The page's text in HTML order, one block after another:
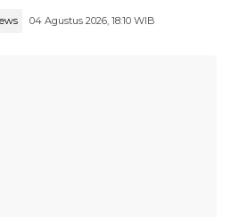
04 Agustus 2026, 18:10 WIB